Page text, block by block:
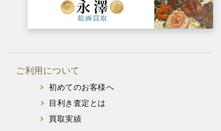
ご利用について
初めてのお客様へ
目利き査定とは
買取実績